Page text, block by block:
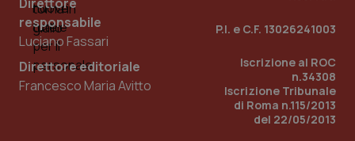
responsabile
Luciano Fassari
Direttore editoriale
Francesco Maria Avitto
P.I. e C.F. 13026241003
Iscrizione al ROC
n.34308
Iscrizione Tribunale
di Roma n.115/2013
del 22/05/2013